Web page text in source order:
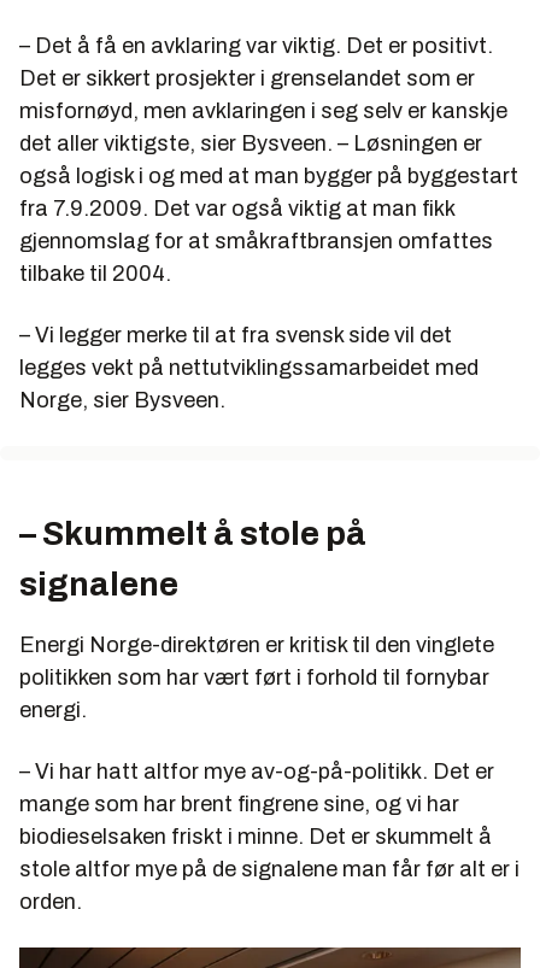
– Det å få en avklaring var viktig. Det er positivt.
Det er sikkert prosjekter i grenselandet som er
misfornøyd, men avklaringen i seg selv er kanskje
det aller viktigste, sier Bysveen. – Løsningen er
også logisk i og med at man bygger på byggestart
fra 7.9.2009. Det var også viktig at man fikk
gjennomslag for at småkraftbransjen omfattes
tilbake til 2004.
– Vi legger merke til at fra svensk side vil det
legges vekt på nettutviklingssamarbeidet med
Norge, sier Bysveen.
– Skummelt å stole på
signalene
Energi Norge-direktøren er kritisk til den vinglete
politikken som har vært ført i forhold til fornybar
energi.
– Vi har hatt altfor mye av-og-på-politikk. Det er
mange som har brent fingrene sine, og vi har
biodieselsaken friskt i minne. Det er skummelt å
stole altfor mye på de signalene man får før alt er i
orden.